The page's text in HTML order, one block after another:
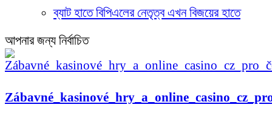
ব্যাট হাতে বিপিএলের নেতৃত্ব এখন বিজয়ের হাতে
আপনার জন্য নির্বাচিত